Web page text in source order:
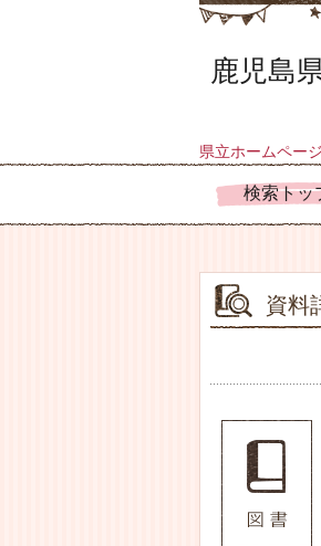
鹿児島
県立ホームペー
検索トッ
資料